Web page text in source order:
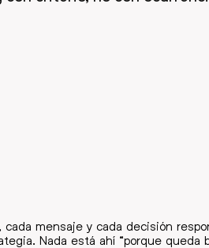
cada mensaje y cada decisión
Nada está ahí “porque queda